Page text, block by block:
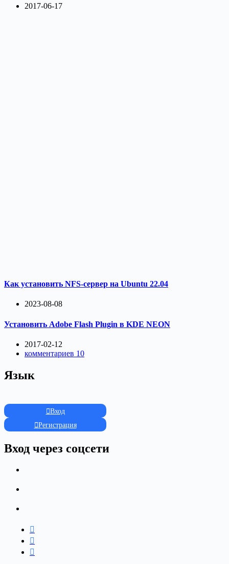
2017-06-17
Как установить NFS-сервер на Ubuntu 22.04
2023-08-08
Установить Adobe Flash Plugin в KDE NEON
2017-02-12
комментариев 10
Язык
Вход
Регистрация
Вход через соцсети